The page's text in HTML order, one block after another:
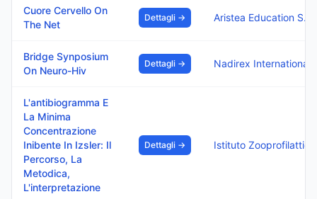
Cuore Cervello On
The Net
Dettagli → Aristea Education
Bridge Synposium
On Neuro-Hiv
Dettagli → Nadirex International
L'antibiogramma E
La Minima
Concentrazione
Inibente In Izsler: Il
Percorso, La
Metodica,
L'interpretazione
Dettagli →